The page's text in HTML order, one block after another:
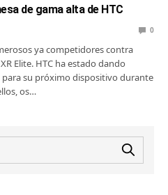
de gama alta de HTC
0
ya competidores contra
Elite. HTC ha estado dando
su próximo dispositivo durante
os…